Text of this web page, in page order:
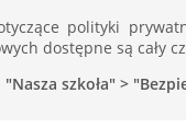
polityki
dostępne są cały
"Nasza szkoła" >